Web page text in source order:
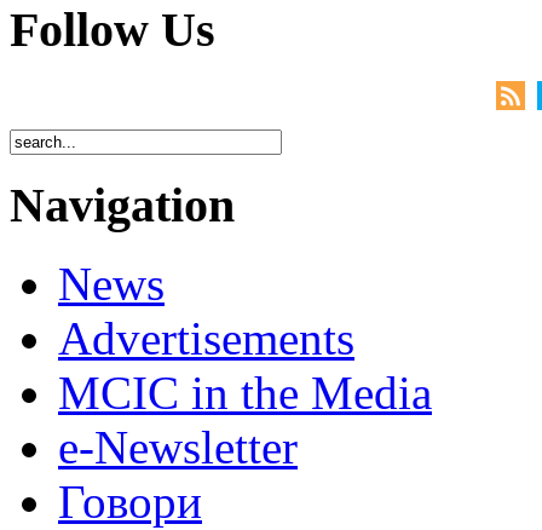
Follow Us
Navigation
News
Advertisements
MCIC in the Media
e-Newsletter
Говори